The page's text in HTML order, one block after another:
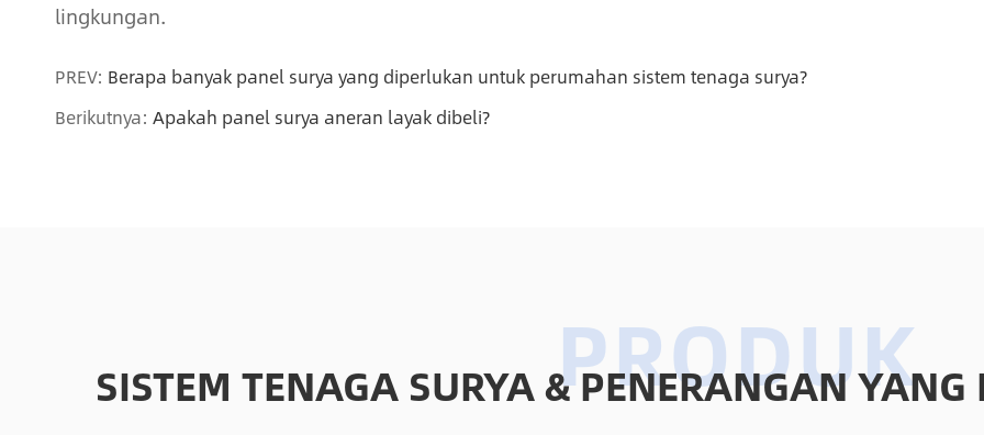
lingkungan.
PREV: Berapa banyak panel surya yang diperlukan untuk perumahan sistem tenaga surya?
Berikutnya: Apakah panel surya aneran layak dibeli?
SISTEM TENAGA SURYA & PENERANGAN